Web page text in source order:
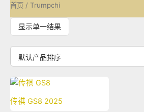
首页 / Trumpchi
显示单一结果
传祺 GS8 2025